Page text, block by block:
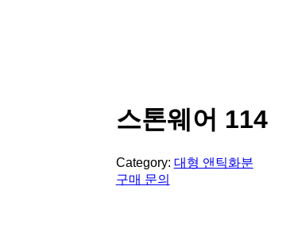
스톤웨어 114
Category: 대형 앤틱화분
구매 문의